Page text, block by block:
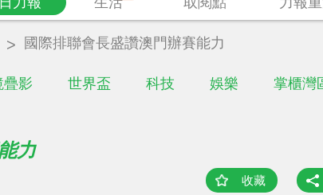
疊影 世界盃 科技 娛樂 掌櫃灣
國際排聯會長盛讚澳門辦賽能力
力
收藏